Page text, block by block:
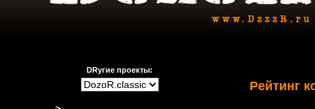
DRугие проекты:
Рейтинг